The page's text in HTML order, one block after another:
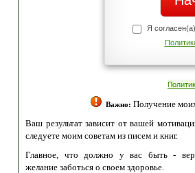
Я
Важно: Получение
Ваш результат зависит от вашей
следуете моим советам из писем и книг.
Главное, что должно у вас быть -
желание заботься о своем здоровье.